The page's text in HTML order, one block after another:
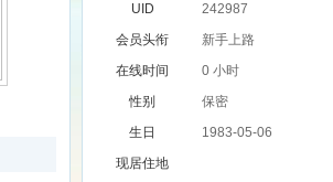
UID
242987
会员头衔
新手上路
在线时间
0 小时
性别
保密
生日
1983-05-06
现居住地